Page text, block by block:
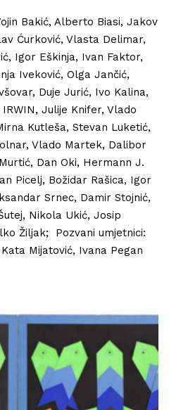
Bakić, Alberto Biasi, Jakov
Ćurković, Vlasta Delimar,
Igor Eškinja, Ivan Faktor,
Iveković, Olga Jančić,
Duje Jurić, Ivo Kalina,
Julije Knifer, Vlado
Kutleša, Stevan Luketić,
Vlado Martek, Dalibor
Dan Oki, Hermann J.
Picelj, Božidar Rašica, Igor
Srnec, Damir Stojnić,
Nikola Ukić, Josip
Žiljak; Pozvani umjetnici:
Mijatović, Ivana Pegan